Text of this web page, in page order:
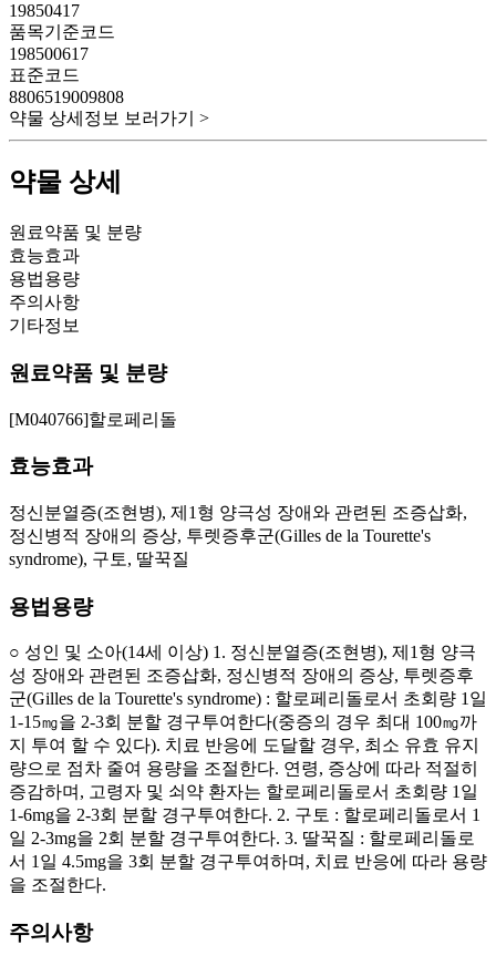
19850417
품목기준코드
198500617
표준코드
8806519009808
약물 상세정보 보러가기 >
약물 상세
원료약품 및 분량
효능효과
용법용량
주의사항
기타정보
원료약품 및 분량
[M040766]할로페리돌
효능효과
정신분열증(조현병), 제1형 양극성 장애와 관련된 조증삽화,
정신병적 장애의 증상, 투렛증후군(Gilles de la Tourette's
syndrome), 구토, 딸꾹질
용법용량
○ 성인 및 소아(14세 이상) 1. 정신분열증(조현병), 제1형 양극
성 장애와 관련된 조증삽화, 정신병적 장애의 증상, 투렛증후
군(Gilles de la Tourette's syndrome) : 할로페리돌로서 초회량 1일
1-15㎎을 2-3회 분할 경구투여한다(중증의 경우 최대 100㎎까
지 투여 할 수 있다). 치료 반응에 도달할 경우, 최소 유효 유지
량으로 점차 줄여 용량을 조절한다. 연령, 증상에 따라 적절히
증감하며, 고령자 및 쇠약 환자는 할로페리돌로서 초회량 1일
1-6mg을 2-3회 분할 경구투여한다. 2. 구토 : 할로페리돌로서 1
일 2-3mg을 2회 분할 경구투여한다. 3. 딸꾹질 : 할로페리돌로
서 1일 4.5mg을 3회 분할 경구투여하며, 치료 반응에 따라 용량
을 조절한다.
주의사항